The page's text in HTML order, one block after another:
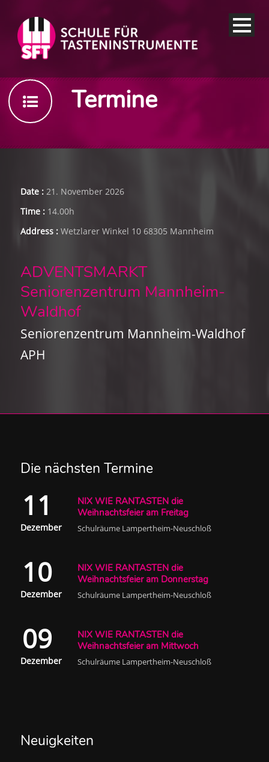
Termine
Date : 21. November 2026
Time : 14.00h
Address : Wetzlarer Winkel 10 68305 Mannheim
ADVENTSMARKT
Seniorenzentrum Mannheim-
Waldhof
Seniorenzentrum Mannheim-Waldhof
APH
Die nächsten Termine
11
Dezember
NIX WIE RANTASTEN die
Weihnachtsfeier am Freitag
Schulräume Lampertheim-Neuschloß
10
Dezember
NIX WIE RANTASTEN die
Weihnachtsfeier am Donnerstag
Schulräume Lampertheim-Neuschloß
09
Dezember
NIX WIE RANTASTEN die
Weihnachtsfeier am Mittwoch
Schulräume Lampertheim-Neuschloß
Neuigkeiten